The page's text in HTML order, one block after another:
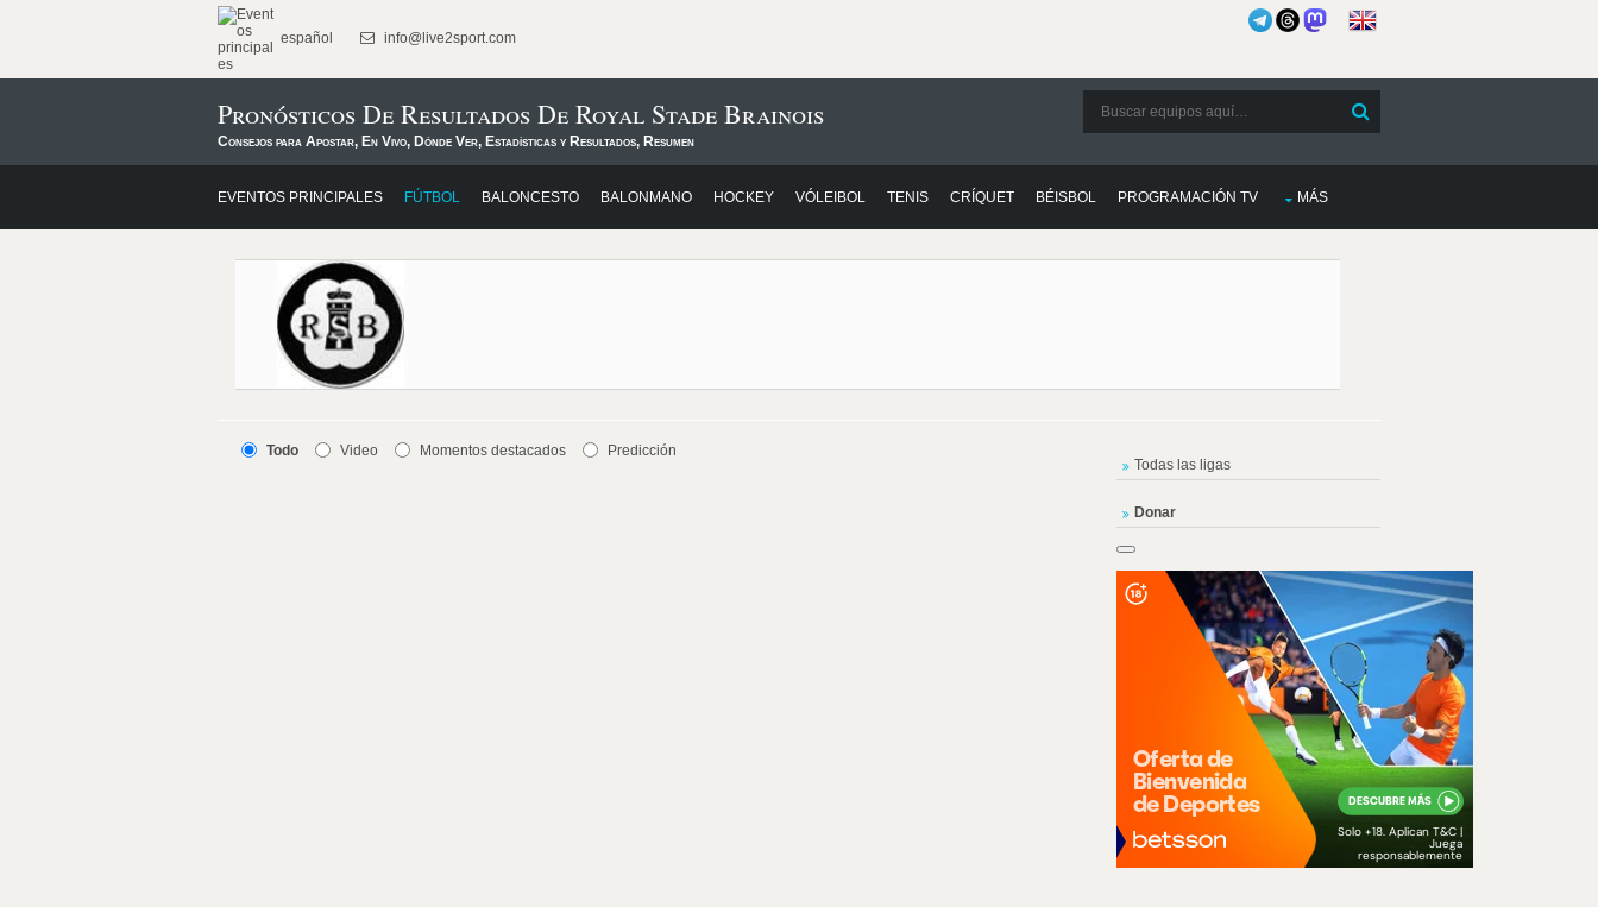
español info@live2sport.com
Pronósticos De Resultados De Royal Stade Brainois
Consejos para Apostar, En Vivo, Dónde Ver, Estadísticas y Resultados, Resumen
EVENTOS PRINCIPALES FÚTBOL BALONCESTO BALONMANO HOCKEY VÓLEIBOL TENIS CRÍQUET BÉISBOL PROGRAMACIÓN TV MÁS
Todo Video Momentos destacados Predicción
Todas las ligas
Donar